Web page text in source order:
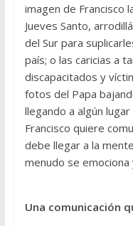
imagen de Francisco
Jueves Santo,
del Sur para
país; o las caricias a
discapacitados y
fotos del Papa
llegando a algún
Francisco quiere
debe llegar a la
menudo se
Una comunicación